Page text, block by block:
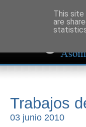
Trabajos
03 junio 2010
This site
are